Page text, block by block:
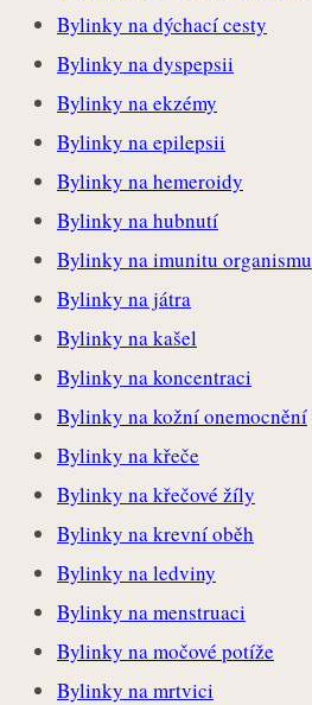
Bylinky na dýchací cesty
Bylinky na dyspepsii
Bylinky na ekzémy
Bylinky na epilepsii
Bylinky na hemeroidy
Bylinky na hubnutí
Bylinky na imunitu organismu
Bylinky na játra
Bylinky na kašel
Bylinky na koncentraci
Bylinky na kožní onemocnění
Bylinky na křeče
Bylinky na křečové žíly
Bylinky na krevní oběh
Bylinky na ledviny
Bylinky na menstruaci
Bylinky na močové potíže
Bylinky na mrtvici